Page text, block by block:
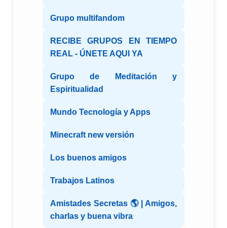
Grupo multifandom
RECIBE GRUPOS EN TIEMPO
REAL - ÚNETE AQUI YA
Grupo de Meditación y
Espiritualidad
Mundo Tecnología y Apps
Minecraft new versión
Los buenos amigos
Trabajos Latinos
Amistades Secretas 🌎 | Amigos,
charlas y buena vibra